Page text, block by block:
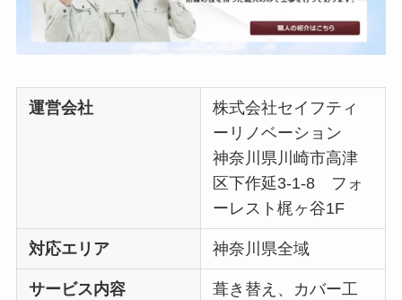
運営会社
株式会社セイフティ
ーリノベーション
神奈川県川崎市高津
区下作延3-1-8 フォ
ーレスト梶ヶ谷1F
対応エリア 神奈川県全域
サービス内容
葺き替え、カバー工